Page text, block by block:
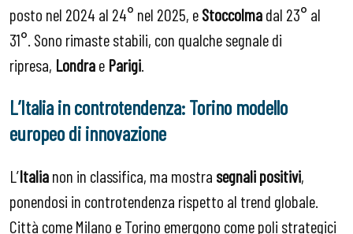
posto nel 2024 al 24° nel 2025, eStoccolmadal 23° al
31°. Sono rimaste stabili, con qualche segnale di
ripresa, Londrae Parigi
L’Italia in controtendenza: Torino modello
europeo di innovazione
L’Italianon in classifica, ma mostra segnali positivi,
ponendosi in controtendenza rispetto al trend globale.
Città come Milano e Torino emergono come poli strategici